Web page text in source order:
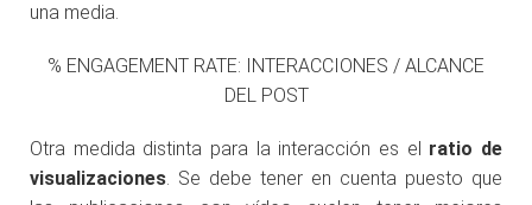
una media.
% ENGAGEMENT RATE: INTERACCIONES / ALCANCE
DEL POST
Otra medida distinta para la interacción es el ratio de
visualizaciones. Se debe tener en cuenta puesto que